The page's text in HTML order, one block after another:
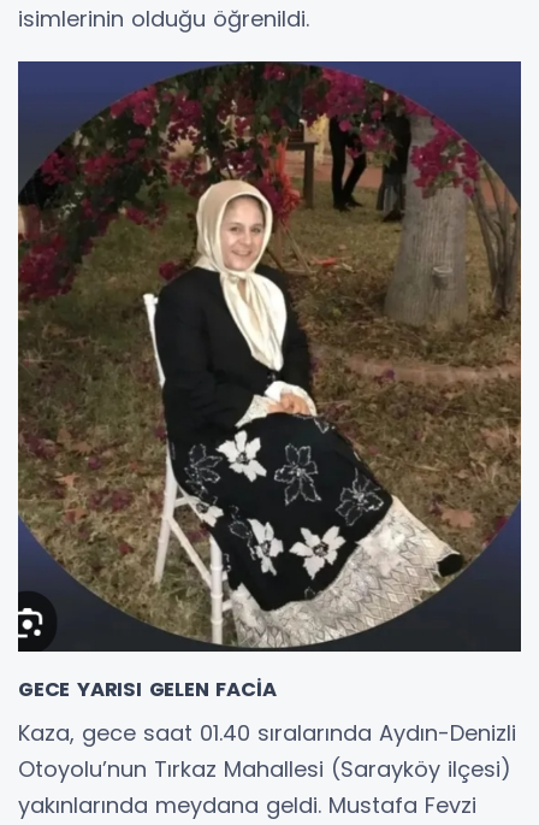
isimlerinin olduğu öğrenildi.
GECE YARISI GELEN FACİA
Kaza, gece saat 01.40 sıralarında Aydın-Denizli
Otoyolu’nun Tırkaz Mahallesi (Sarayköy ilçesi)
yakınlarında meydana geldi. Mustafa Fevzi